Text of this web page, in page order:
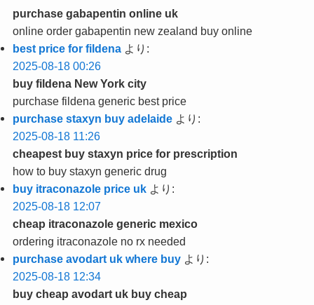
purchase gabapentin online uk
online order gabapentin new zealand buy online
best price for fildena より:
2025-08-18 00:26
buy fildena New York city
purchase fildena generic best price
purchase staxyn buy adelaide より:
2025-08-18 11:26
cheapest buy staxyn price for prescription
how to buy staxyn generic drug
buy itraconazole price uk より:
2025-08-18 12:07
cheap itraconazole generic mexico
ordering itraconazole no rx needed
purchase avodart uk where buy より:
2025-08-18 12:34
buy cheap avodart uk buy cheap